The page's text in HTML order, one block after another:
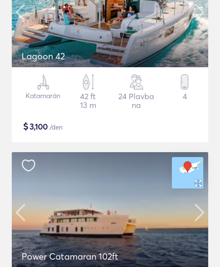
Lagoon 42
Katamarán
42 ft
13 m
24 Plavba
na
4
$3,100 /den
Power Catamaran 102ft